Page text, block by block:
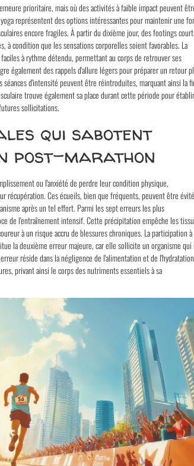
prioritaire, mais où des activités à faible impact peuvent
représentent des options intéressantes pour maintenir une
encore fragiles. À partir du dixième jour, des footings
condition que les sensations corporelles soient favorables. La
à rythme détendu, permettant au corps de retrouver ses
également des rappels d'allure légers pour préparer un retour
d'intensité peuvent être réintroduites, marquant ainsi la
trouve également sa place durant cette période pour
sollicitations.
qui sabotent
post-marathon
ou l'anxiété de perdre leur condition physique,
récupération. Ces écueils, bien que fréquents, peuvent être
après un tel effort. Parmi les sept erreurs les plus
de l'entraînement intensif. Cette précipitation empêche les
à un risque accru de blessures chroniques. La participation
la deuxième erreur majeure, car elle sollicite un organisme qui
réside dans la négligence de l'alimentation et de l'hydratation
privant ainsi le corps des nutriments essentiels à sa